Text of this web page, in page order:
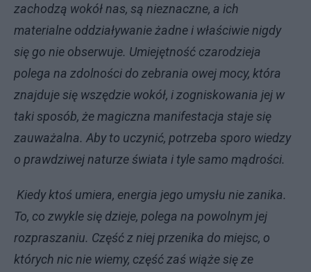
zachodzą wokół nas, są nieznaczne, a ich
materialne oddziaływanie żadne i właściwie nigdy
się go nie obserwuje. Umiejętność czarodzieja
polega na zdolności do zebrania owej mocy, która
znajduje się wszędzie wokół, i zogniskowania jej w
taki sposób, że magiczna manifestacja staje się
zauważalna. Aby to uczynić, potrzeba sporo wiedzy
o prawdziwej naturze świata i tyle samo mądrości.
Kiedy ktoś umiera, energia jego umysłu nie zanika.
To, co zwykle się dzieje, polega na powolnym jej
rozpraszaniu. Część z niej przenika do miejsc, o
których nic nie wiemy, część zaś wiąże się ze